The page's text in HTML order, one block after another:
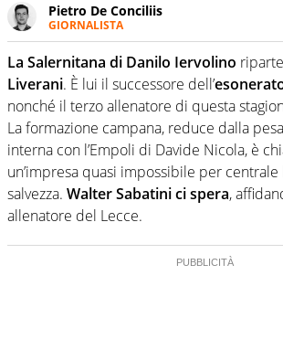
Pietro De Conciliis
GIORNALISTA
Giornalista pubblicista e speaker
Sport si occupa di calcio con uno
competente sui campionati di Serie B
La Salernitana di Danilo Iervolino
Liverani. È lui il successore dell’
nonché il terzo allenatore di questa
La formazione campana, reduce dalla
interna con l’Empoli di Davide Nicola, è
un’impresa quasi impossibile per centrale
salvezza. Walter Sabatini ci spera,
allenatore del Lecce.